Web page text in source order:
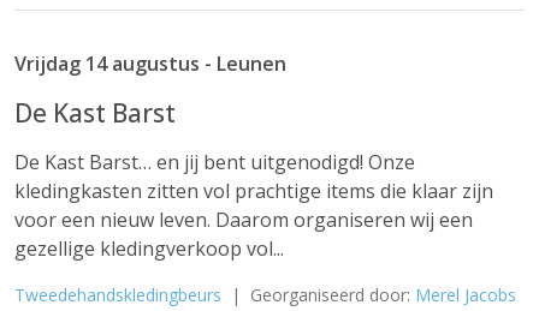
Vrijdag 14 augustus - Leunen
De Kast Barst
De Kast Barst… en jij bent uitgenodigd! Onze
kledingkasten zitten vol prachtige items die klaar zijn
voor een nieuw leven. Daarom organiseren wij een
gezellige kledingverkoop vol...
Tweedehandskledingbeurs | Georganiseerd door: Merel Jacobs